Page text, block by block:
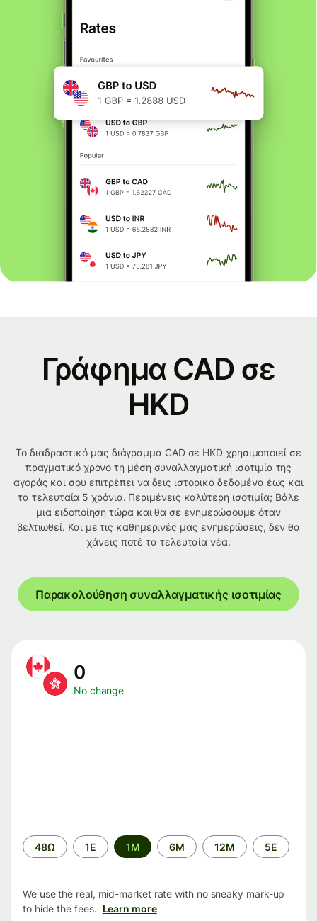
Γράφημα CAD σε
HKD
Το διαδραστικό μας διάγραμμα CAD σε HKD χρησιμοποιεί σε
πραγματικό χρόνο τη μέση συναλλαγματική ισοτιμία της
αγοράς και σου επιτρέπει να δεις ιστορικά δεδομένα έως και
τα τελευταία 5 χρόνια. Περιμένεις καλύτερη ισοτιμία; Βάλε
μια ειδοποίηση τώρα και θα σε ενημερώσουμε όταν
βελτιωθεί. Και με τις καθημερινές μας ενημερώσεις, δεν θα
χάνεις ποτέ τα τελευταία νέα.
Παρακολούθηση συναλλαγματικής ισοτιμίας
0
No change
Time
period
48Ω 1Ε 1M 6M 12M 5Ε
We use the real, mid-market rate with no sneaky mark-up
to hide the fees. Learn more